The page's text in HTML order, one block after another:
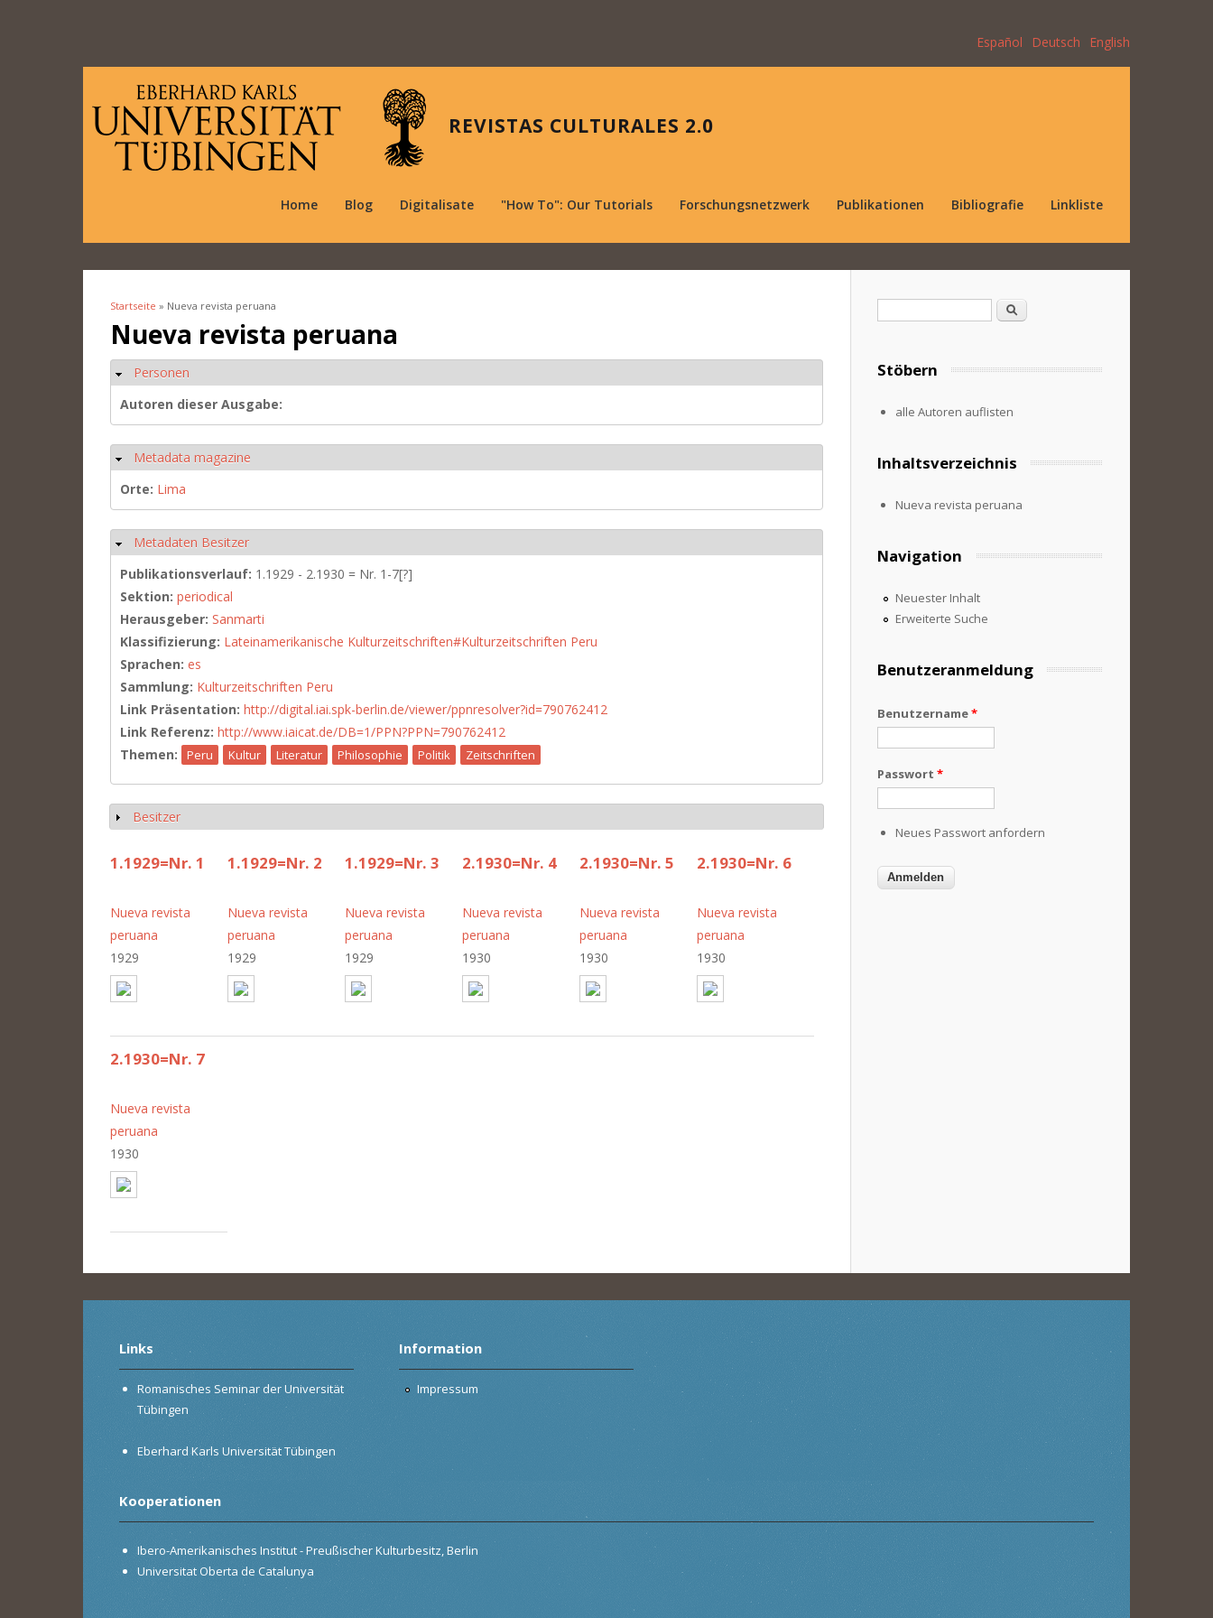
Español Deutsch English
REVISTAS CULTURALES 2.0
Home Blog Digitalisate "How To": Our Tutorials Forschungsnetzwerk Publikationen Bibliografie Linkliste
Sie sind hier
Startseite » Nueva revista peruana
Nueva revista peruana
Ausblenden
Personen
Autoren dieser Ausgabe:
Ausblenden
Metadata magazine
Orte: Lima
Ausblenden
Metadaten Besitzer
Publikationsverlauf: 1.1929 - 2.1930 = Nr. 1-7[?]
Sektion: periodical
Herausgeber: Sanmarti
Klassifizierung: Lateinamerikanische Kulturzeitschriften#Kulturzeitschriften Peru
Sprachen: es
Sammlung: Kulturzeitschriften Peru
Link Präsentation: http://digital.iai.spk-berlin.de/viewer/ppnresolver?id=790762412
Link Referenz: http://www.iaicat.de/DB=1/PPN?PPN=790762412
Themen:
Peru Kultur Literatur Philosophie Politik Zeitschriften
Anzeigen
Besitzer
1.1929=Nr. 1
Nueva revista
peruana
1929
1.1929=Nr. 2
Nueva revista
peruana
1929
1.1929=Nr. 3
Nueva revista
peruana
1929
2.1930=Nr. 4
Nueva revista
peruana
1930
2.1930=Nr. 5
Nueva revista
peruana
1930
2.1930=Nr. 6
Nueva revista
peruana
1930
2.1930=Nr. 7
Nueva revista
peruana
1930
Suche
Stöbern
alle Autoren auflisten
Inhaltsverzeichnis
Nueva revista peruana
Navigation
Neuester Inhalt
Erweiterte Suche
Benutzeranmeldung
Benutzername*
Passwort *
Neues Passwort anfordern
Links
Romanisches Seminar der Universität
Tübingen
Eberhard Karls Universität Tübingen
Information
Impressum
Kooperationen
Ibero-Amerikanisches Institut - Preußischer Kulturbesitz, Berlin
Universitat Oberta de Catalunya